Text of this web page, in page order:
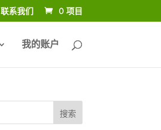
联系我们 0 项目
我的账户
搜索